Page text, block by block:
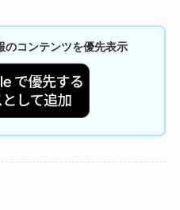
コンテンツを優先表示